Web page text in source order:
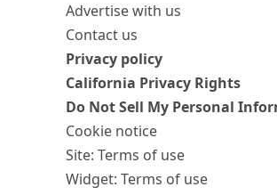
Advertise with us
Contact us
Privacy policy
California Privacy Rights
Do Not Sell My Personal
Cookie notice
Site: Terms of use
Widget: Terms of use